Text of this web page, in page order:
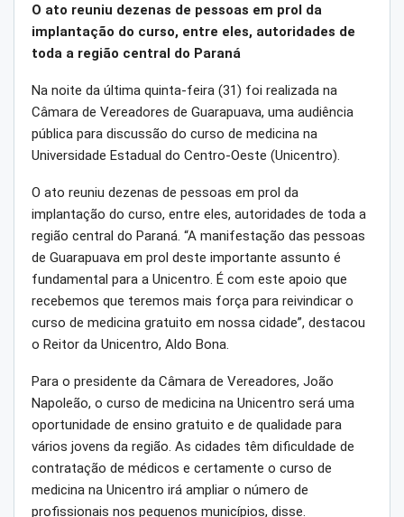
O ato reuniu dezenas de pessoas em prol da
implantação do curso, entre eles, autoridades de
toda a região central do Paraná
Na noite da última quinta-feira (31) foi realizada na
Câmara de Vereadores de Guarapuava, uma audiência
pública para discussão do curso de medicina na
Universidade Estadual do Centro-Oeste (Unicentro).
O ato reuniu dezenas de pessoas em prol da
implantação do curso, entre eles, autoridades de toda a
região central do Paraná. “A manifestação das pessoas
de Guarapuava em prol deste importante assunto é
fundamental para a Unicentro. É com este apoio que
recebemos que teremos mais força para reivindicar o
curso de medicina gratuito em nossa cidade”, destacou
o Reitor da Unicentro, Aldo Bona.
Para o presidente da Câmara de Vereadores, João
Napoleão, o curso de medicina na Unicentro será uma
oportunidade de ensino gratuito e de qualidade para
vários jovens da região. As cidades têm dificuldade de
contratação de médicos e certamente o curso de
medicina na Unicentro irá ampliar o número de
profissionais nos pequenos municípios, disse.